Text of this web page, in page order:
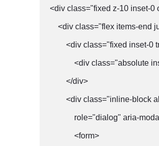
<div class="fixed z-10 inset-0
<div class="flex items-end
<div class="fixed inset-0
<div class="absolute
</div>
<div class="inline-block
role="dialog" aria-
<form>